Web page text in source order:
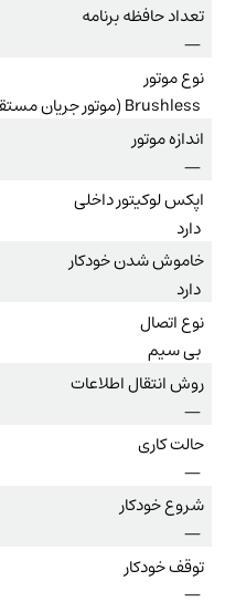
تعداد حافظه برنامه
—
نوع موتور
Brushless (موتور جریان مستقیم بدون جاروبک)
اندازه موتور
—
اپکس لوکیتور داخلی
دارد
خاموش شدن خودکار
دارد
نوع اتصال
بی سیم
روش انتقال اطلاعات
—
حالت کاری
—
شروع خودکار
—
توقف خودکار
—